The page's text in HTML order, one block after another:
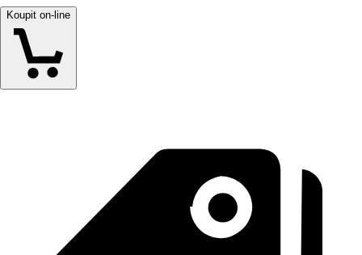
Koupit on-line